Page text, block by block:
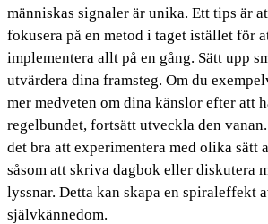
människas signaler är unika. Ett tips är
fokusera på en metod i taget istället för
implementera allt på en gång. Sätt upp
utvärdera dina framsteg. Om du
mer medveten om dina känslor efter att
regelbundet, fortsätt utveckla den
det bra att experimentera med olika sätt
såsom att skriva dagbok eller diskutera
lyssnar. Detta kan skapa en spiraleffekt
självkännedom.